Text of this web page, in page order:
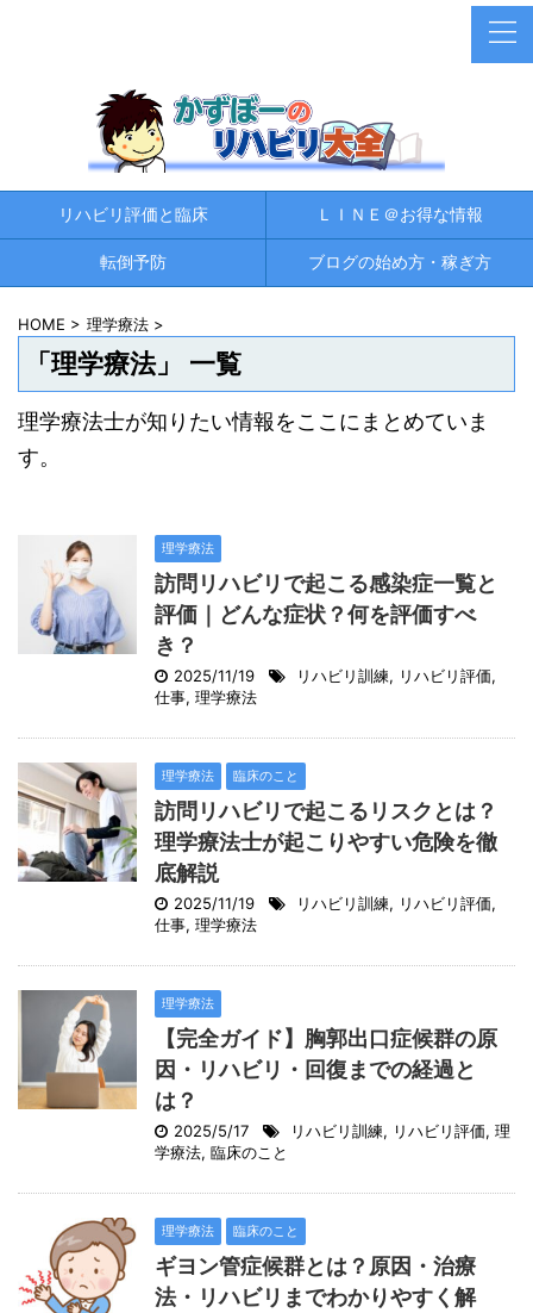
リハビリ評価と臨床 ＬＩＮＥ＠お得な情報
転倒予防 ブログの始め方・稼ぎ方
HOME > 理学療法 >
「理学療法」 一覧
理学療法士が知りたい情報をここにまとめていま
す。
理学療法
訪問リハビリで起こる感染症一覧と
評価｜どんな症状？何を評価すべ
き？
2025/11/19 リハビリ訓練, リハビリ評価,
仕事, 理学療法
理学療法 臨床のこと
訪問リハビリで起こるリスクとは？
理学療法士が起こりやすい危険を徹
底解説
2025/11/19 リハビリ訓練, リハビリ評価,
仕事, 理学療法
理学療法
【完全ガイド】胸郭出口症候群の原
因・リハビリ・回復までの経過と
は？
2025/5/17 リハビリ訓練, リハビリ評価, 理
学療法, 臨床のこと
理学療法 臨床のこと
ギヨン管症候群とは？原因・治療
法・リハビリまでわかりやすく解